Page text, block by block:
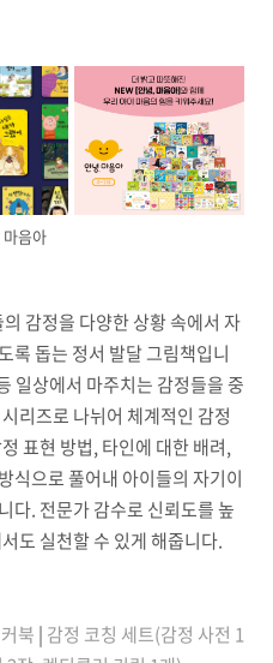
마음아
감정을 다양한 상황 속에서 자
록 돕는 정서 발달 그림책입니
일상에서 마주치는 감정들을 중
리즈로 나뉘어 체계적인 감정
표현 방법, 타인에 대한 배려,
식으로 풀어내 아이들의 자기이
다. 전문가 감수로 신뢰도를 높
도 실천할 수 있게 해줍니다.
북 | 감정 코칭 세트(감정 사전 1